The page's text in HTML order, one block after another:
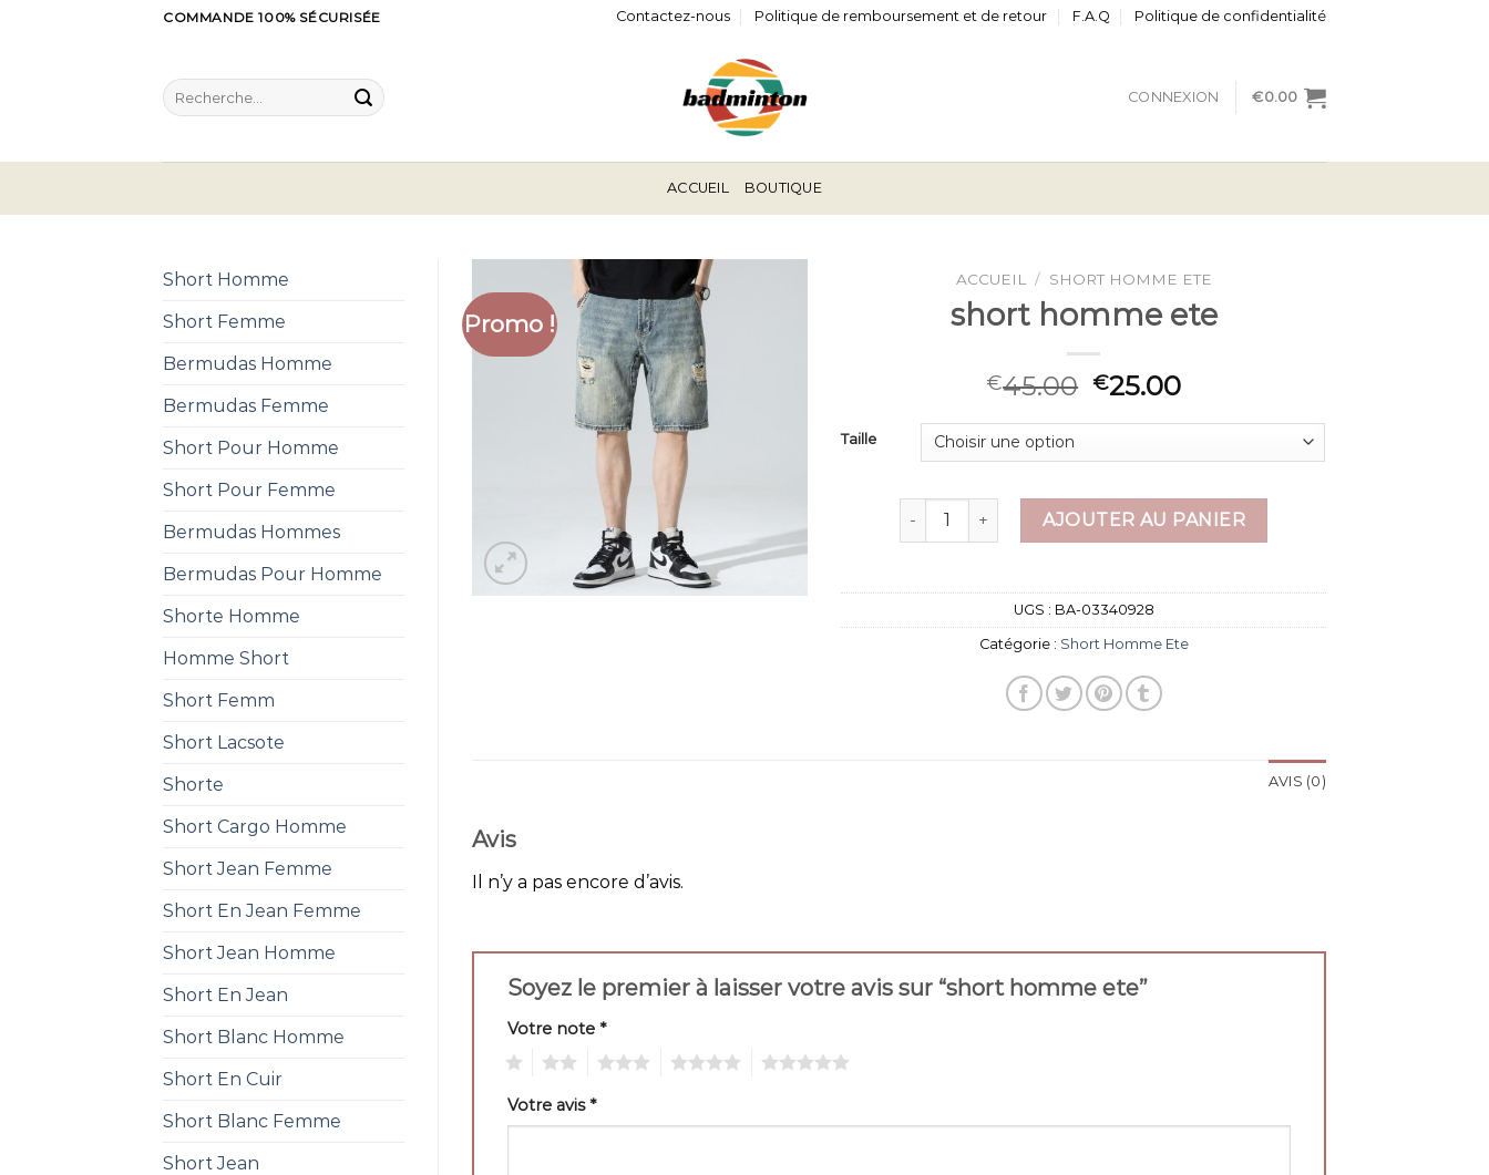
COMMANDE 100% SÉCURISÉE Contactez-nous Politique de remboursement et de retour F.A.Q Politique de confidentialité
Recherche
pour :
CONNEXION €0.00
ACCUEIL BOUTIQUE
Short Homme
Short Femme
Bermudas Homme
Bermudas Femme
Short Pour Homme
Short Pour Femme
Bermudas Hommes
Bermudas Pour Homme
Shorte Homme
Homme Short
Short Femm
Short Lacsote
Shorte
Short Cargo Homme
Short Jean Femme
Short En Jean Femme
Short Jean Homme
Short En Jean
Short Blanc Homme
Short En Cuir
Short Blanc Femme
Short Jean
Promo !
ACCUEIL / SHORT HOMME ETE
short homme ete
€45.00 €25.00
Taille
quantité de short homme eteAJOUTER AU PANIER
UGS : BA-03340928
Catégorie : Short Homme Ete
AVIS (0)
Avis
Il n’y a pas encore d’avis.
Soyez le premier à laisser votre avis sur “short homme ete”
Votre note *
Votre avis*